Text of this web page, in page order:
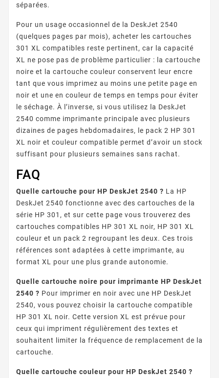
séparées.
Pour un usage occasionnel de la DeskJet 2540
(quelques pages par mois), acheter les cartouches
301 XL compatibles reste pertinent, car la capacité
XL ne pose pas de problème particulier : la cartouche
noire et la cartouche couleur conservent leur encre
tant que vous imprimez au moins une petite page en
noir et une en couleur de temps en temps pour éviter
le séchage. À l’inverse, si vous utilisez la DeskJet
2540 comme imprimante principale avec plusieurs
dizaines de pages hebdomadaires, le pack 2 HP 301
XL noir et couleur compatible permet d’avoir un stock
suffisant pour plusieurs semaines sans rachat.
FAQ
Quelle cartouche pour HP DeskJet 2540 ? La HP
DeskJet 2540 fonctionne avec des cartouches de la
série HP 301, et sur cette page vous trouverez des
cartouches compatibles HP 301 XL noir, HP 301 XL
couleur et un pack 2 regroupant les deux. Ces trois
références sont adaptées à cette imprimante, au
format XL pour une plus grande autonomie.
Quelle cartouche noire pour imprimante HP DeskJet
2540 ? Pour imprimer en noir avec une HP DeskJet
2540, vous pouvez choisir la cartouche compatible
HP 301 XL noir. Cette version XL est prévue pour
ceux qui impriment régulièrement des textes et
souhaitent limiter la fréquence de remplacement de la
cartouche.
Quelle cartouche couleur pour HP DeskJet 2540 ?